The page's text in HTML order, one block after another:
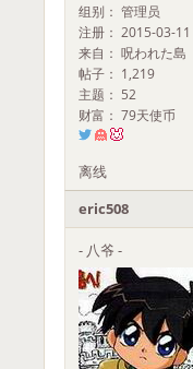
组别： 管理员
注册： 2015-03-11
来自： 呪われた島
帖子： 1,219
主题： 52
财富： 79天使币
离线
eric508
- 八爷 -